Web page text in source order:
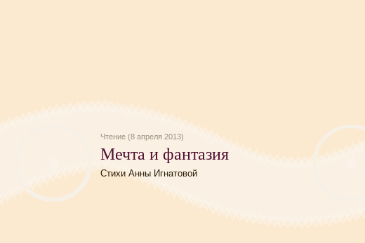
Чтение (8 апреля 2013)
Мечта и фантазия
Стихи Анны Игнатовой